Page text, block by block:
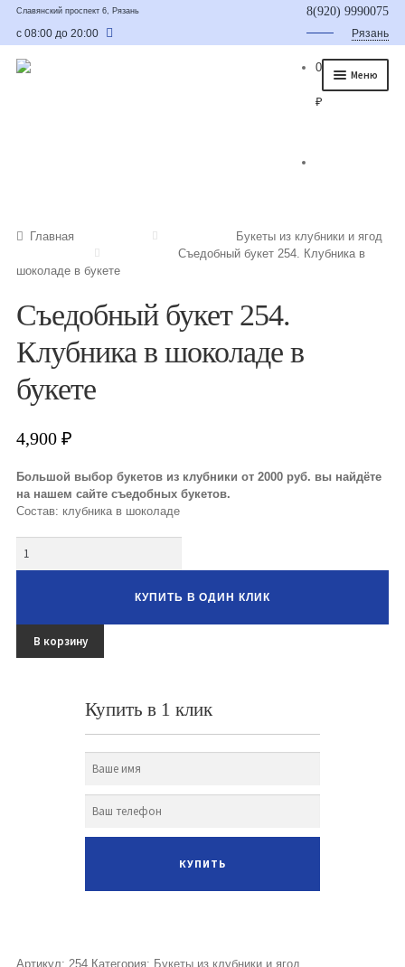
Славянский проспект 6, Рязань
с 08:00 до 20:00
8(920) 9990075
Рязань
Меню
Букет для мужчины
Букет из фруктов и овощей
Сладкие букеты из конфет
Детские букеты
Съедобные Боксы Ящики
Букеты из раков и рыбы
0
₽
Главная
Букеты из клубники и ягод
Съедобный букет 254. Клубника в
шоколаде в букете
Съедобный букет 254.
Клубника в шоколаде в
букете
4,900₽
Большой выбор букетов из клубники от 2000 руб. вы найдёте
на нашем сайте съедобных букетов.
Состав: клубника в шоколаде
КУПИТЬ В ОДИН КЛИК
В корзину
Купить в 1 клик
Артикул: 254 Категория: Букеты из клубники и ягод